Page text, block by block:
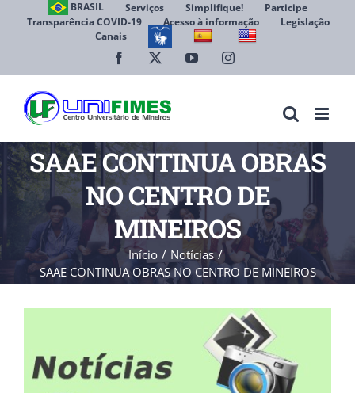
BRASIL Serviços Simplifique!
Participe
Transparência COVID-19
Acesso à informação
Legislação
Canais
Facebook YouTubeInstagram
SAAE CONTINUA OBRAS
NO CENTRO DE
MINEIROS
Início
Notícias
SAAE CONTINUA OBRAS NO CENTRO DE MINEIROS